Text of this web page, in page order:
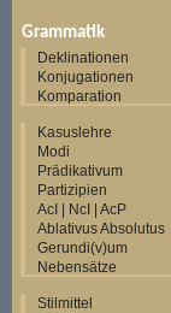
Grammatik
Deklinationen
Konjugationen
Komparation
Kasuslehre
Modi
Prädikativum
Partizipien
AcI | NcI | AcP
Ablativus Absolutus
Gerundi(v)um
Nebensätze
Stilmittel